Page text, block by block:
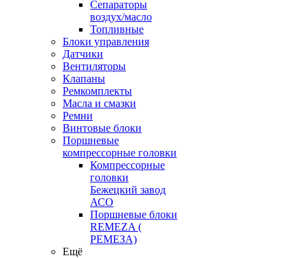
Сепараторы
воздух/масло
Топливные
Блоки управления
Датчики
Вентиляторы
Клапаны
Ремкомплекты
Масла и смазки
Ремни
Винтовые блоки
Поршневые
компрессорные головки
Компрессорные
головки
Бежецкий завод
АСО
Поршневые блоки
REMEZA (
РЕМЕЗА)
Ещё